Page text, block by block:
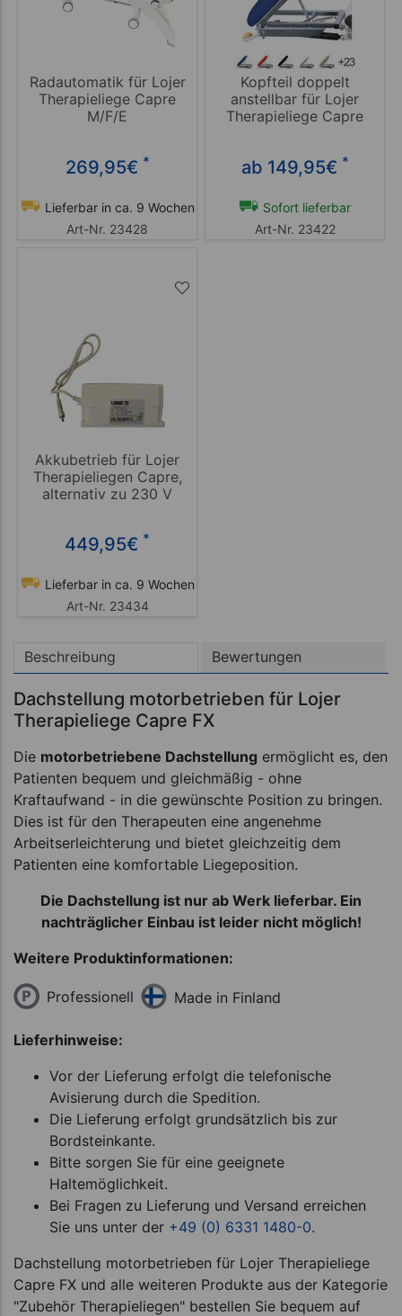
Radautomatik für Lojer
Therapieliege Capre
M/F/E
269,95€ *
Lieferbar in ca. 9 Wochen
Art-Nr. 23428
Kopfteil doppelt
anstellbar für Lojer
Therapieliege Capre
ab 149,95€ *
Sofort lieferbar
Art-Nr. 23422
Akkubetrieb für Lojer
Therapieliegen Capre,
alternativ zu 230 V
449,95€ *
Lieferbar in ca. 9 Wochen
Art-Nr. 23434
Beschreibung Bewertungen
Dachstellung motorbetrieben für Lojer
Therapieliege Capre FX
Die motorbetriebene Dachstellung ermöglicht es, den
Patienten bequem und gleichmäßig - ohne
Kraftaufwand - in die gewünschte Position zu bringen.
Dies ist für den Therapeuten eine angenehme
Arbeitserleichterung und bietet gleichzeitig dem
Patienten eine komfortable Liegeposition.
Die Dachstellung ist nur ab Werk lieferbar. Ein
nachträglicher Einbau ist leider nicht möglich!
Weitere Produktinformationen:
Professionell Made in Finland
Lieferhinweise:
Vor der Lieferung erfolgt die telefonische
Avisierung durch die Spedition.
Die Lieferung erfolgt grundsätzlich bis zur
Bordsteinkante.
Bitte sorgen Sie für eine geeignete
Haltemöglichkeit.
Bei Fragen zu Lieferung und Versand erreichen
Sie uns unter der +49 (0) 6331 1480-0.
Dachstellung motorbetrieben für Lojer Therapieliege
Capre FX und alle weiteren Produkte aus der Kategorie
"Zubehör Therapieliegen" bestellen Sie bequem auf